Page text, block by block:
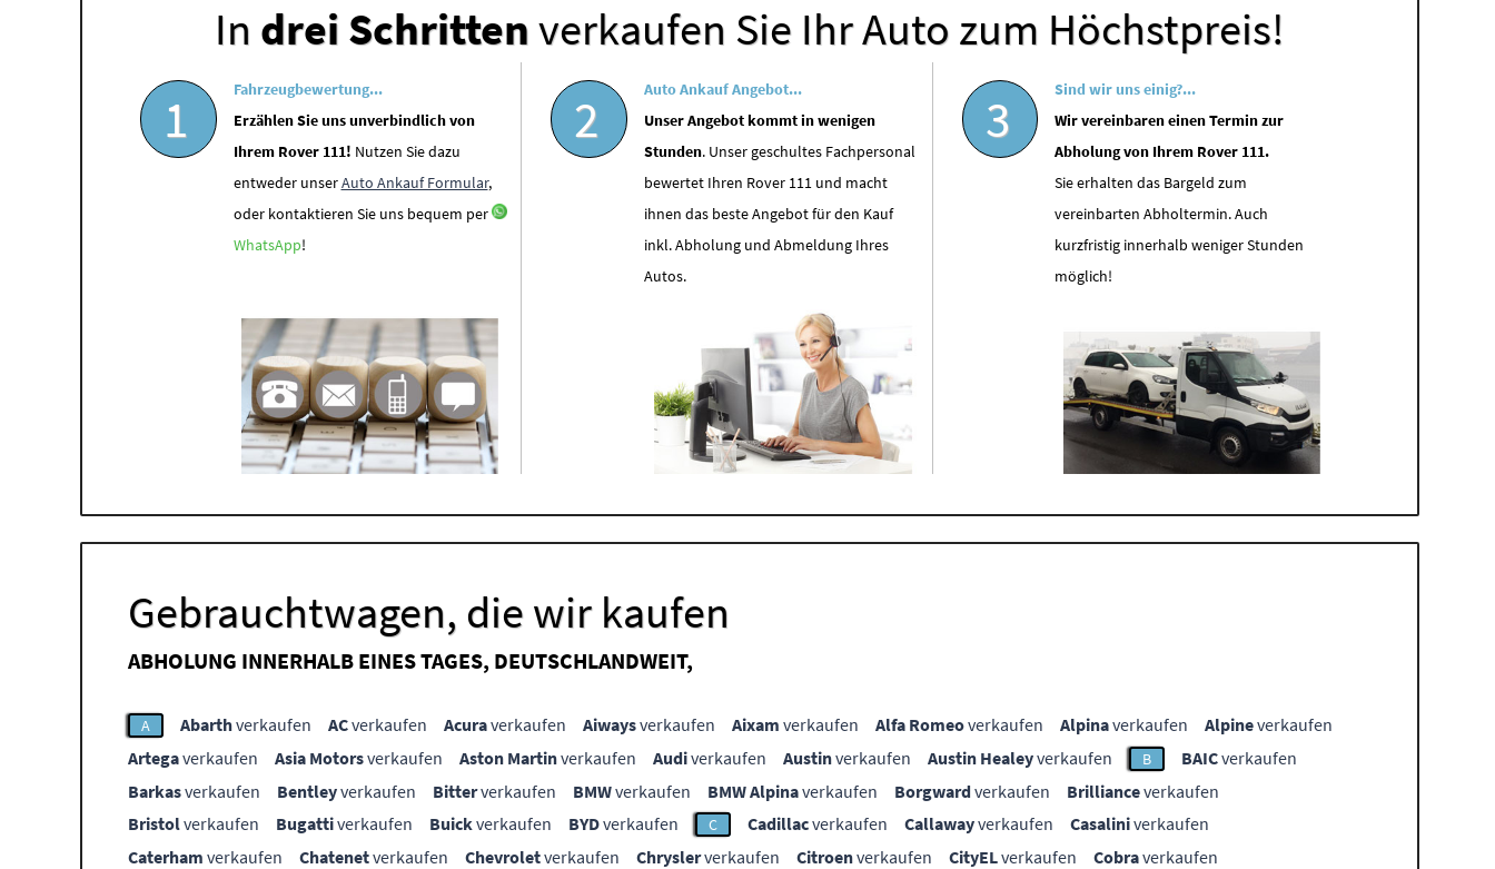
In drei Schrittenverkaufen Sie Ihr Auto zum Höchstpreis!
1
Fahrzeugbewertung...
Erzählen Sie uns unverbindlich von
Ihrem Rover 111! Nutzen Sie dazu
entweder unserAuto Ankauf Formular,
oder kontaktieren Sie uns bequem per
WhatsApp!
2
Auto Ankauf Angebot...
Unser Angebot kommt in wenigen
Stunden. Unser geschultes Fachpersonal
bewertet Ihren Rover 111 und macht
ihnen das beste Angebot für den Kauf
inkl. Abholung und Abmeldung Ihres
Autos.
3
Sind wir uns einig?...
Wir vereinbaren einen Termin zur
Abholung von Ihrem Rover 111.
Sie erhalten das Bargeld zum
vereinbarten Abholtermin. Auch
kurzfristig innerhalb weniger Stunden
möglich!
Gebrauchtwagen, die wir kaufen
ABHOLUNG INNERHALB EINES TAGES, DEUTSCHLANDWEIT,
A Abarthverkaufen ACverkaufen Acuraverkaufen Aiwaysverkaufen Aixam verkaufen Alfa Romeoverkaufen Alpinaverkaufen Alpineverkaufen
Artegaverkaufen Asia Motorsverkaufen Aston Martinverkaufen Audiverkaufen Austinverkaufen Austin Healeyverkaufen B BAICverkaufen
Barkasverkaufen Bentleyverkaufen Bitterverkaufen BMWverkaufen BMW Alpinaverkaufen Borgwardverkaufen Brillianceverkaufen
Bristolverkaufen Bugattiverkaufen Buickverkaufen BYDverkaufen C Cadillacverkaufen Callawayverkaufen Casaliniverkaufen
Caterham verkaufen Chatenetverkaufen Chevroletverkaufen Chryslerverkaufen Citroenverkaufen CityELverkaufen Cobraverkaufen